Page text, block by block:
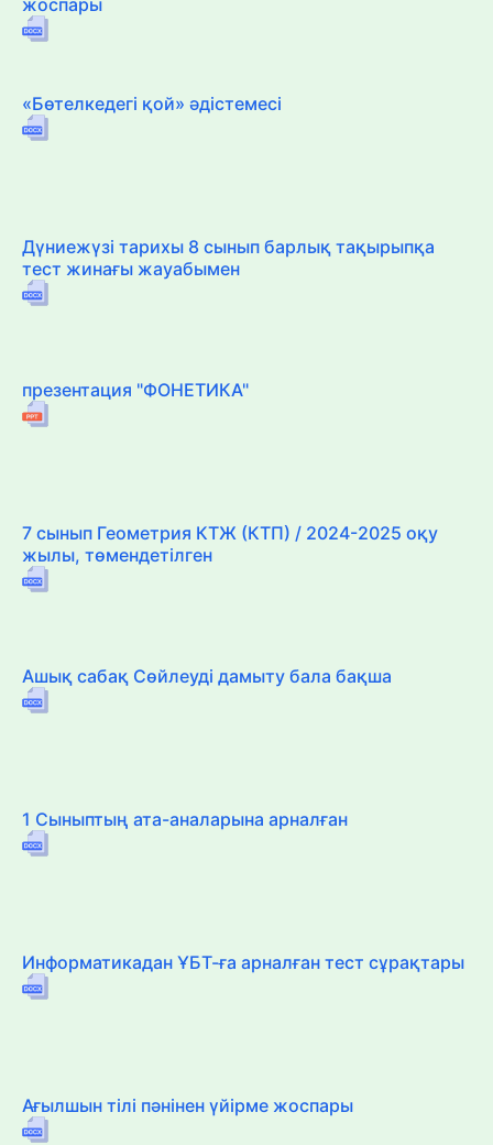
«Бөтелкедегі қой» әдістемесі
Дүниежүзі тарихы 8 сынып барлық тақырыпқа
тест жинағы жауабымен
презентация "ФОНЕТИКА"
7 сынып Геометрия КТЖ (КТП) / 2024-2025 оқу
жылы, төмендетілген
Ашық сабақ Сөйлеуді дамыту бала бақша
1 Сыныптың ата-аналарына арналған
Информатикадан ҰБТ-ға арналған тест сұрақтары
Ағылшын тілі пәнінен үйірме жоспары